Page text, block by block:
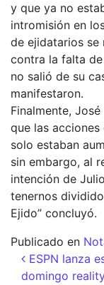
y que ya no
intromisión en
de ejidatarios se
contra la falta
no salió de su
manifestaron.
Finalmente,
que las
solo estaban
sin embargo, al
intención de
tenernos
Ejido” concluyó.
Publicado en
ESPN lanza
domingo